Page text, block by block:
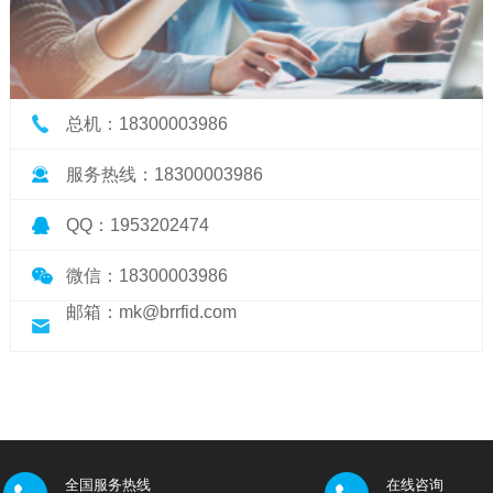
总机：18300003986
服务热线：18300003986
QQ：1953202474
微信：18300003986
邮箱：mk@brrfid.com
全国服务热线 在线咨询